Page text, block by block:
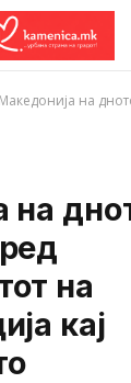
Македонија на дното во Европа според
на
на
кај